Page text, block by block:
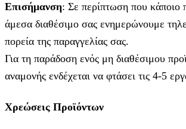
Επισήμανση: Σε περίπτωση που κάποιο
άμεσα διαθέσιμο σας ενημερώνουμε
πορεία της παραγγελίας σας.
Για τη παράδοση ενός μη διαθέσιμου
αναμονής ενδέχεται να φτάσει τις 4-5
Χρεώσεις Προϊόντων